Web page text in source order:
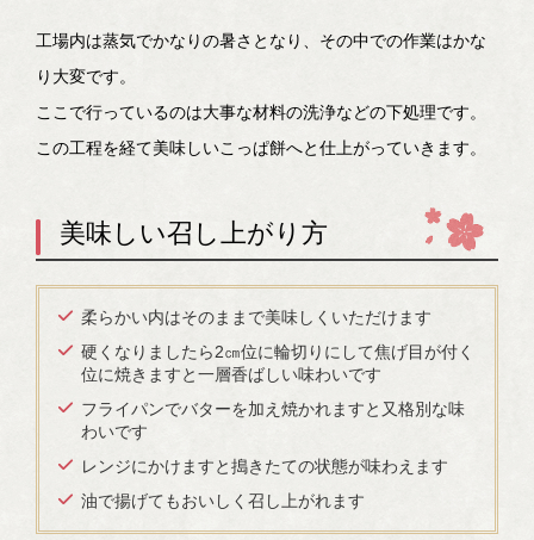
工場内は蒸気でかなりの暑さとなり、その中での作業はかな
り大変です。
ここで行っているのは大事な材料の洗浄などの下処理です。
この工程を経て美味しいこっぱ餅へと仕上がっていきます。
美味しい召し上がり方
柔らかい内はそのままで美味しくいただけます
硬くなりましたら2㎝位に輪切りにして焦げ目が付く
位に焼きますと一層香ばしい味わいです
フライパンでバターを加え焼かれますと又格別な味
わいです
レンジにかけますと搗きたての状態が味わえます
油で揚げてもおいしく召し上がれます